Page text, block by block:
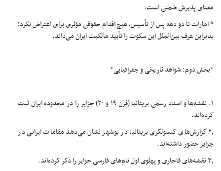
معنای پذیرش ضمنی است.
* امارات تا دو دهه پس از تأسیس، هیچ اقدام حقوقی مؤثری برای اعتراض نکرد؛
بنابراین عرف بین‌الملل این سکوت را تأیید مالکیت ایران می‌داند.
*بخش دوم: شواهد تاریخی و جغرافیایی*
۱. نقشه‌ها و اسناد رسمی بریتانیا (قرن ۱۹ و ۲۰) جزایر را در محدوده ایران ثبت
کرده‌اند.
۲٫ گزارش‌های کنسولگری بریتانیا در بوشهر نشان می‌دهد مقامات ایرانی در
جزایر حضور داشته‌اند.
۳٫ نقشه‌های قاجاری و پهلوی اول نام‌های فارسی جزایر را ذکر کرده‌اند.